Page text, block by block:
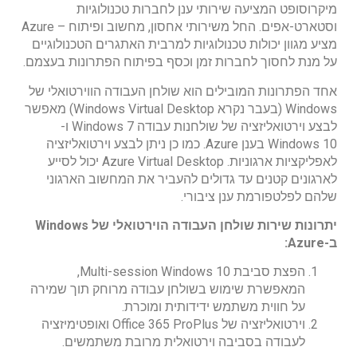
מיקרוסופט המציעה שירותי ענן לחברות טכנולוגיות
וסטארט-אפים. החל משירותי אחסון, מחשוב ופיתוח – Azure
מציע מגוון יכולות טכנולוגיות למרבית האתגרים הטכנולוגיים
על מנת לחסוך לחברות זמן וכסף בפיתוח הפתרונות בעצמם.
אחד הפתרונות המובילים הוא שולחן העבודה הווירטואלי של
Windows (בעבר נקרא Windows Virtual Desktop) מאפשר
לבצע וירטואליזציה של שולחנות עבודה Windows 7 ו-
Windows 10 בענן Azure. כמו כן ניתן לבצע וירטואליזציה
לאפליקציות ארגוניות. Azure Virtual Desktop יכול לסייע
לארגונים קטנים עד גדולים להעביר את המחשוב הארגוני
שלהם לפלטפורמת ענן ציבורי.
יתרונות שירות שולחן העבודה הוירטואלי של Windows
ב-Azure:
המאפשרת שימוש בשולחן עבודה מרוחק תוך שמירה
על חווית משתמש ידידותית ומוכרת.
וירטואליזציה של Office 365 ProPlus ואופטימיזציה
לעבודה בסביבה וירטואלית מרובת משתמשים.